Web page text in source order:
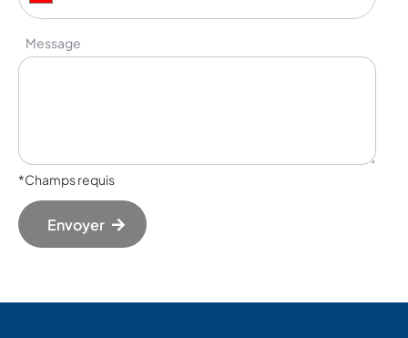
Message
*Champs requis
Envoyer